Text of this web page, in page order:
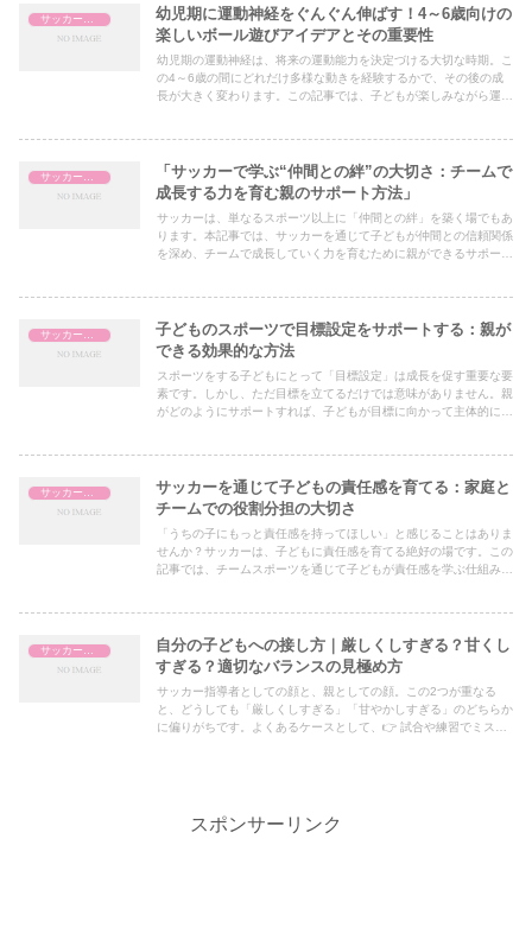
サッカー指導
幼児期に運動神経をぐんぐん伸ばす！4～6歳向けの
楽しいボール遊びアイデアとその重要性
幼児期の運動神経は、将来の運動能力を決定づける大切な時期。こ
の4～6歳の間にどれだけ多様な動きを経験するかで、その後の成
長が大きく変わります。この記事では、子どもが楽しみながら運動
サッカー指導
「サッカーで学ぶ“仲間との絆”の大切さ：チームで
成長する力を育む親のサポート方法」
サッカーは、単なるスポーツ以上に「仲間との絆」を築く場でもあ
ります。本記事では、サッカーを通じて子どもが仲間との信頼関係
を深め、チームで成長していく力を育むために親ができるサポート
サッカー指導
子どものスポーツで目標設定をサポートする：親が
できる効果的な方法
スポーツをする子どもにとって「目標設定」は成長を促す重要な要
素です。しかし、ただ目標を立てるだけでは意味がありません。親
がどのようにサポートすれば、子どもが目標に向かって主体的に努
サッカーを通じて子どもの責任感を育てる：家庭と
チームでの役割分担の大切さ
「うちの子にもっと責任感を持ってほしい」と感じることはありま
せんか？サッカーは、子どもに責任感を育てる絶好の場です。この
記事では、チームスポーツを通じて子どもが責任感を学ぶ仕組み
自分の子どもへの接し方｜厳しくしすぎる？甘くし
すぎる？適切なバランスの見極め方
サッカー指導者としての顔と、親としての顔。この2つが重なる
と、どうしても「厳しくしすぎる」「甘やかしすぎる」のどちらか
に偏りがちです。よくあるケースとして、👉 試合や練習でミスを
スポンサーリンク